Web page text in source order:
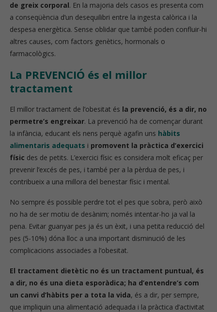
de greix corporal. En la majoria dels casos es presenta com
a conseqüència d’un desequilibri entre la ingesta calòrica i la
despesa energètica. Sense oblidar que també poden confluir-hi
altres causes, com factors genètics, hormonals o
farmacològics.
La PREVENCIÓ és el millor
tractament
El millor tractament de l’obesitat és la prevenció, és a dir, no
permetre’s engreixar. La prevenció ha de començar durant
la infància, educant els nens perquè agafin uns hàbits
alimentaris adequats i promovent la pràctica d’exercici
físic des de petits. L’exercici físic es considera molt eficaç per
prevenir l’excés de pes, i també per a la pèrdua de pes, i
contribueix a una millora del benestar físic i mental.
No sempre és possible perdre tot el pes que sobra, però això
no ha de ser motiu de desànim; només intentar-ho ja val la
pena. Evitar guanyar pes ja és un èxit, i una petita reducció del
pes (5-10%) dóna lloc a una important disminució de les
complicacions associades a l’obesitat.
El tractament dietètic no és un tractament puntual, és
a dir, no és una dieta esporàdica; ha d’entendre’s com
un canvi d’hàbits per a tota la vida, és a dir, per sempre,
que impliquin una alimentació adequada i la pràctica d’activitat